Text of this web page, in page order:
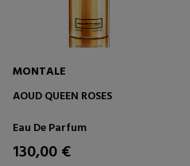
MONTALE
AOUD QUEEN ROSES
Eau De Parfum
130,00 €